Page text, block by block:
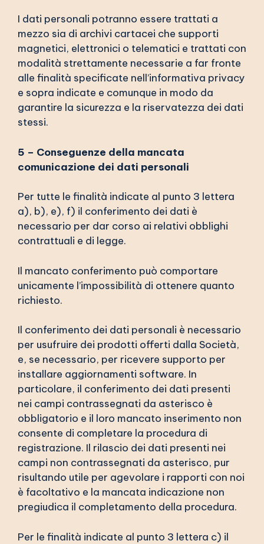
I dati personali potranno essere trattati a
mezzo sia di archivi cartacei che supporti
magnetici, elettronici o telematici e trattati con
modalità strettamente necessarie a far fronte
alle finalità specificate nell’informativa privacy
e sopra indicate e comunque in modo da
garantire la sicurezza e la riservatezza dei dati
stessi.
5 – Conseguenze della mancata
comunicazione dei dati personali
Per tutte le finalità indicate al punto 3 lettera
a), b), e), f) il conferimento dei dati è
necessario per dar corso ai relativi obblighi
contrattuali e di legge.
Il mancato conferimento può comportare
unicamente l’impossibilità di ottenere quanto
richiesto.
Il conferimento dei dati personali è necessario
per usufruire dei prodotti offerti dalla Società,
e, se necessario, per ricevere supporto per
installare aggiornamenti software. In
particolare, il conferimento dei dati presenti
nei campi contrassegnati da asterisco è
obbligatorio e il loro mancato inserimento non
consente di completare la procedura di
registrazione. Il rilascio dei dati presenti nei
campi non contrassegnati da asterisco, pur
risultando utile per agevolare i rapporti con noi
è facoltativo e la mancata indicazione non
pregiudica il completamento della procedura.
Per le finalità indicate al punto 3 lettera c) il